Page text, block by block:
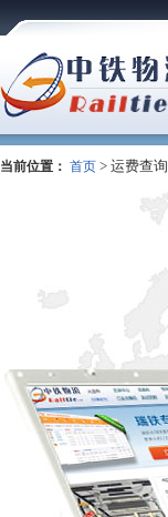
当前位置： 首页 > 运费查询